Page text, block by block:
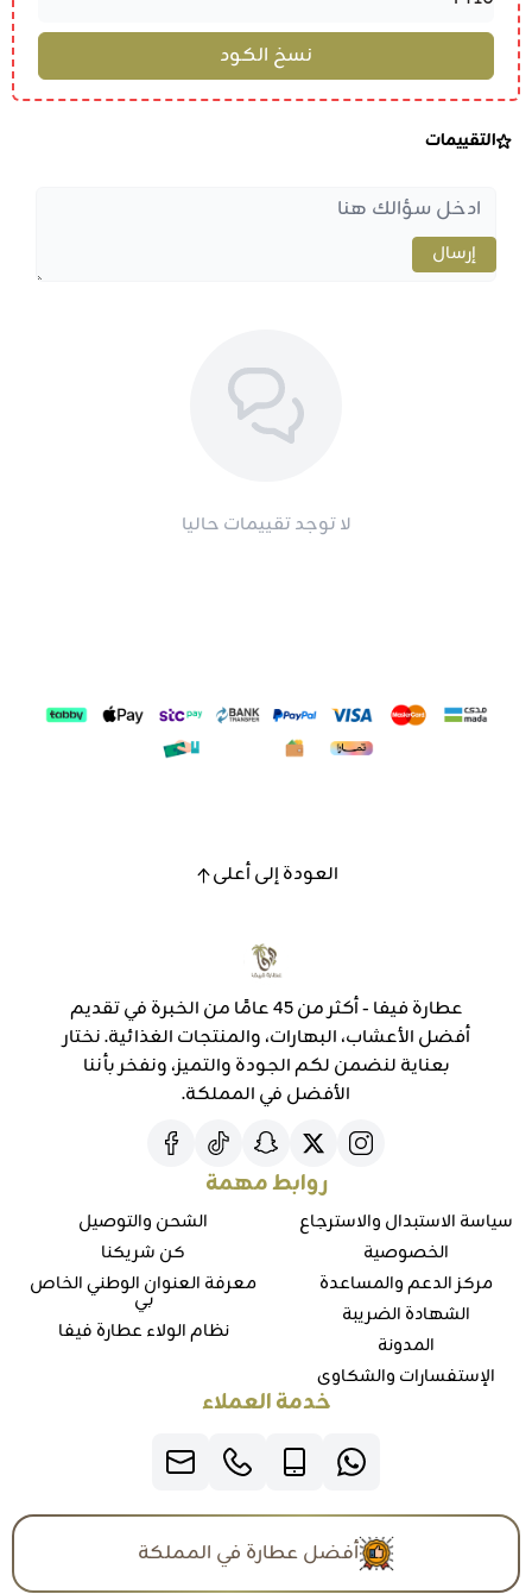
التقييمات
إرسال
لا توجد تقييمات حاليا
العودة إلى أعلى
عطارة فيفا - أكثر من 45 عامًا من الخبرة في تقديم
أفضل الأعشاب، البهارات، والمنتجات الغذائية. نختار
بعناية لنضمن لكم الجودة والتميز، ونفخر بأننا
الأفضل في المملكة.
روابط مهمة
سياسة الاستبدال والاسترجاع
الخصوصية
مركز الدعم والمساعدة
الشهادة الضريبة
المدونة
الإستفسارات والشكاوي
الشحن والتوصيل
كن شريكنا
معرفة العنوان الوطني الخاص
بي
نظام الولاء عطارة فيفا
خدمة العملاء
أفضل عطارة في المملكة